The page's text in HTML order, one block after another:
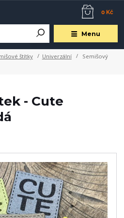
Menu
0 Kč
štítky Univerzální
Semišový
- Cute